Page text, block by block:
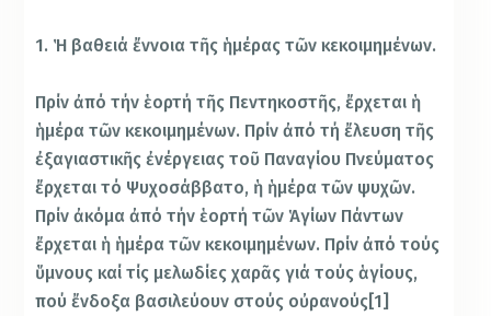
1. Ἡ βαθειά ἔννοια τῆς ἡμέρας τῶν κεκοιμημένων.
Πρίν ἀπό τήν ἑορτή τῆς Πεντηκοστῆς, ἔρχεται ἡ
ἡμέρα τῶν κεκοιμημένων. Πρίν ἀπό τή ἔλευση τῆς
ἐξαγιαστικῆς ἐνέργειας τοῦ Παναγίου Πνεύματος
ἔρχεται τό Ψυχοσάββατο, ἡ ἡμέρα τῶν ψυχῶν.
Πρίν ἀκόμα ἀπό τήν ἑορτή τῶν Ἁγίων Πάντων
ἔρχεται ἡ ἡμέρα τῶν κεκοιμημένων. Πρίν ἀπό τούς
ὕμνους καί τίς μελωδίες χαρᾶς γιά τούς ἁγίους,
πού ἔνδοξα βασιλεύουν στούς οὐρανούς[1]